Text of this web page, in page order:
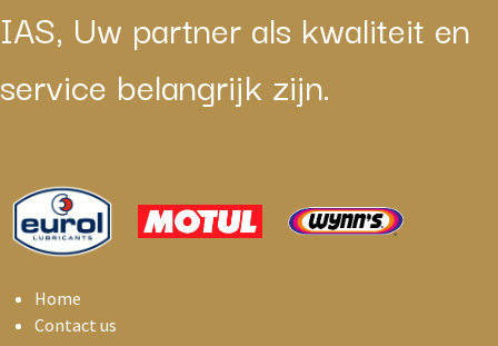
IAS, Uw partner als kwaliteit en
service belangrijk zijn.
Home
Contact us